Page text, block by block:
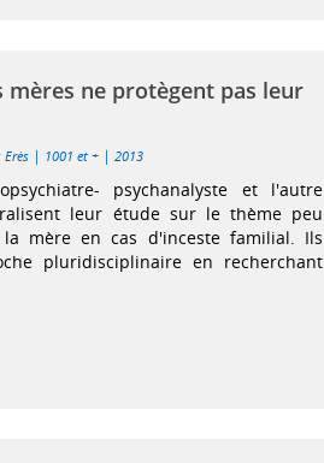
mères ne protègent pas leur
Erès | 1001 et + |2013
psychanalyste et l'autre
leur étude sur le thème peu
mère en cas d'inceste familial. Ils
pluridisciplinaire en recherchant